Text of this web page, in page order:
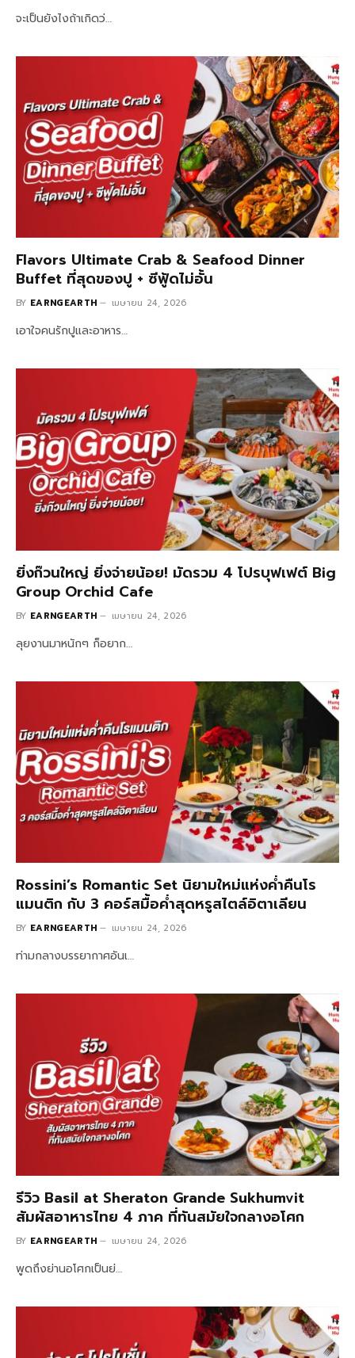
จะเป็นยังไงถ้าเกิดว่…
Flavors Ultimate Crab & Seafood Dinner
Buffet ที่สุดของปู + ซีฟู้ดไม่อั้น
BY EARNGEARTH เมษายน 24, 2026
เอาใจคนรักปูและอาหาร…
ยิ่งก๊วนใหญ่ ยิ่งจ่ายน้อย! มัดรวม 4 โปรบุฟเฟต์ Big
Group Orchid Cafe
BY EARNGEARTH เมษายน 24, 2026
ลุยงานมาหนักๆ ก็อยาก…
Rossini’s Romantic Set นิยามใหม่แห่งค่ำคืนโร
แมนติก กับ 3 คอร์สมื้อค่ำสุดหรูสไตล์อิตาเลียน
BY EARNGEARTH เมษายน 24, 2026
ท่ามกลางบรรยากาศอันเ…
รีวิว Basil at Sheraton Grande Sukhumvit
สัมผัสอาหารไทย 4 ภาค ที่ทันสมัยใจกลางอโศก
BY EARNGEARTH เมษายน 24, 2026
พูดถึงย่านอโศกเป็นย่…